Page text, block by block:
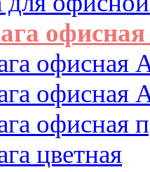
офисная
офисная
офисная
цветная